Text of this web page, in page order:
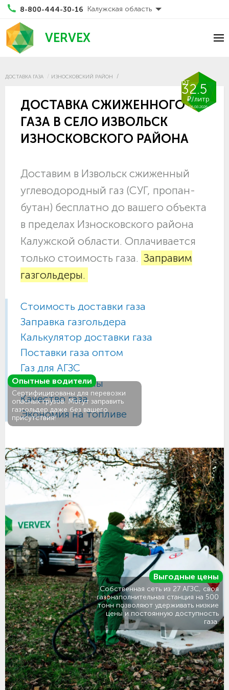
8-800-444-30-16 Калужская область
VERVEX
ДОСТАВКА ГАЗА ИЗНОСКОВСКИЙ РАЙОН
от
32.5
₽/литр
06.08.2026
ДОСТАВКА СЖИЖЕННОГО
ГАЗА В СЕЛО ИЗВОЛЬСК
ИЗНОСКОВСКОГО РАЙОНА
Доставим в Извольск сжиженный
углеводородный газ (СУГ, пропан-
бутан) бесплатно до вашего объекта
в пределах Износковского района
Калужской области. Оплачивается
только стоимость газа. Заправим
газгольдеры.
Стоимость доставки газа
Заправка газгольдера
Калькулятор доставки газа
Поставки газа оптом
Газ для АГЗС
Газовые баллоны
Качество газа
Экономия на топливе
Опытные водители
Сертифицированы для перевозки
опасных грузов. Могут заправить
газгольдер даже без вашего
присутствия!
Выгодные цены
Собственная сеть из 27 АГЗС, своя
газонаполнительная станция на 500
тонн позволяют удерживать низкие
цены и постоянную доступность
газа.